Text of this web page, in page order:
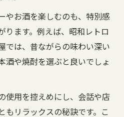
やお酒を楽しむのも、特別感
ります。例えば、昭和レトロ
では、昔ながらの味わい深い
酒や焼酎を選ぶと良いでしょ
使用を控えめにし、会話や店
もリラックスの秘訣です。こ